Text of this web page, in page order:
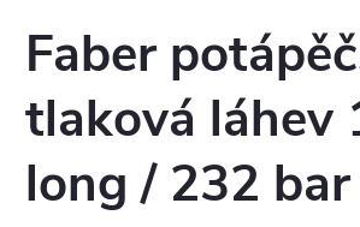
Faber
tlaková láhev
long / 232